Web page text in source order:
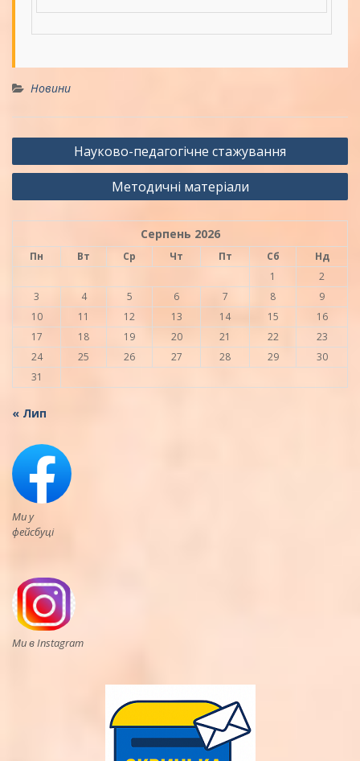
Новини
Навігація
записів
Науково-педагогічне стажування
Методичні матеріали
Серпень 2026
Пн Вт Ср Чт Пт Сб
Нд
1
2
3
4 5 6 7 8
9
10
11 12 13 14 15
16
17
18 19 20 21 22
23
24
25 26 27 28 29
30
31
« Лип
Ми у
фейсбуці
Ми в Instagram